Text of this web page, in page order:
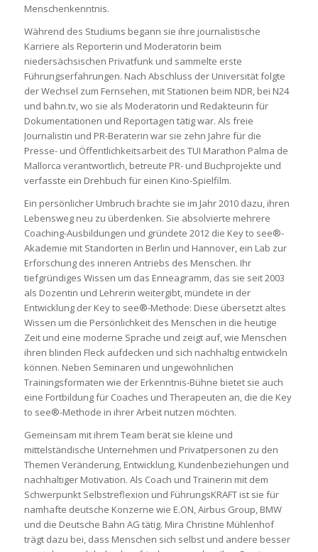
Menschenkenntnis.
Während des Studiums begann sie ihre journalistische
Karriere als Reporterin und Moderatorin beim
niedersächsischen Privatfunk und sammelte erste
Führungserfahrungen. Nach Abschluss der Universität folgte
der Wechsel zum Fernsehen, mit Stationen beim NDR, bei N24
und bahn.tv, wo sie als Moderatorin und Redakteurin für
Dokumentationen und Reportagen tätig war. Als freie
Journalistin und PR-Beraterin war sie zehn Jahre für die
Presse- und Öffentlichkeitsarbeit des TUI Marathon Palma de
Mallorca verantwortlich, betreute PR- und Buchprojekte und
verfasste ein Drehbuch für einen Kino-Spielfilm.
Ein persönlicher Umbruch brachte sie im Jahr 2010 dazu, ihren
Lebensweg neu zu überdenken. Sie absolvierte mehrere
Coaching-Ausbildungen und gründete 2012 die Key to see®-
Akademie mit Standorten in Berlin und Hannover, ein Lab zur
Erforschung des inneren Antriebs des Menschen. Ihr
tiefgründiges Wissen um das Enneagramm, das sie seit 2003
als Dozentin und Lehrerin weitergibt, mündete in der
Entwicklung der Key to see®-Methode: Diese übersetzt altes
Wissen um die Persönlichkeit des Menschen in die heutige
Zeit und eine moderne Sprache und zeigt auf, wie Menschen
ihren blinden Fleck aufdecken und sich nachhaltig entwickeln
können. Neben Seminaren und ungewöhnlichen
Trainingsformaten wie der Erkenntnis-Bühne bietet sie auch
eine Fortbildung für Coaches und Therapeuten an, die die Key
to see®-Methode in ihrer Arbeit nutzen möchten.
Gemeinsam mit ihrem Team berät sie kleine und
mittelständische Unternehmen und Privatpersonen zu den
Themen Veränderung, Entwicklung, Kundenbeziehungen und
nachhaltiger Motivation. Als Coach und Trainerin mit dem
Schwerpunkt Selbstreflexion und FührungsKRAFT ist sie für
namhafte deutsche Konzerne wie E.ON, Airbus Group, BMW
und die Deutsche Bahn AG tätig. Mira Christine Mühlenhof
trägt dazu bei, dass Menschen sich selbst und andere besser